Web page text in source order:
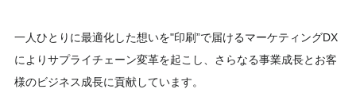
一人ひとりに最適化した想いを"印刷”で届けるマーケティングDX
によりサプライチェーン変革を起こし、さらなる事業成長とお客
様のビジネス成長に貢献しています。